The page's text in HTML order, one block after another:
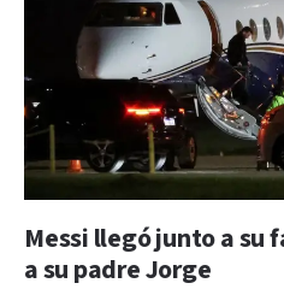
Messi llegó junto a su
a su padre Jorge